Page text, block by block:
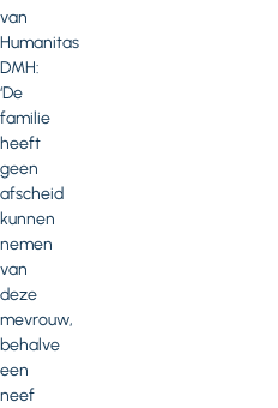
van
Humanitas
DMH:
‘De
familie
heeft
geen
afscheid
kunnen
nemen
van
deze
mevrouw,
behalve
een
neef